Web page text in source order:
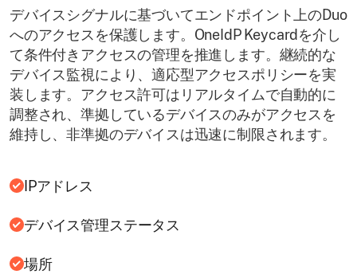
デバイスシグナルに基づいてエンドポイント上のDuo
へのアクセスを保護します。OneIdP Keycardを介し
て条件付きアクセスの管理を推進します。継続的な
デバイス監視により、適応型アクセスポリシーを実
装します。アクセス許可はリアルタイムで自動的に
調整され、準拠しているデバイスのみがアクセスを
維持し、非準拠のデバイスは迅速に制限されます。
IPアドレス
デバイス管理ステータス
場所